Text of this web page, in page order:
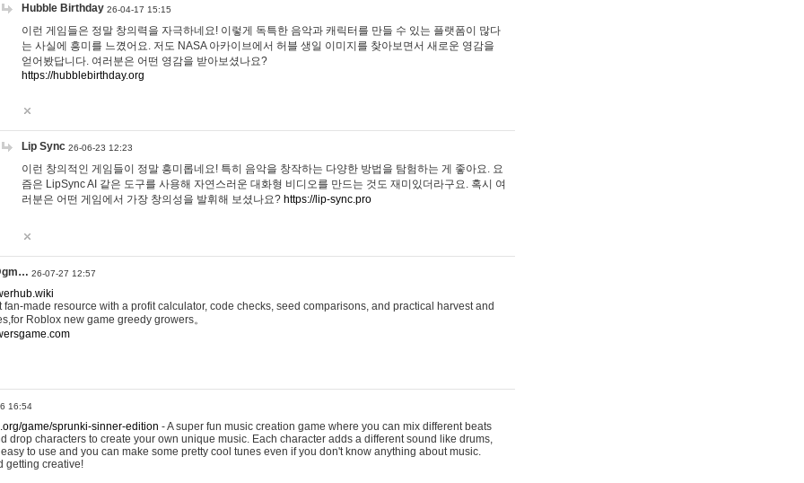
Hubble Birthday 26-04-17 15:15
이런 게임들은 정말 창의력을 자극하네요! 이렇게 독특한 음악과 캐릭터를 만들 수 있는 플랫폼이 많다
는 사실에 흥미를 느꼈어요. 저도 NASA 아카이브에서 허블 생일 이미지를 찾아보면서 새로운 영감을
얻어봤답니다. 여러분은 어떤 영감을 받아보셨나요?
https://hubblebirthday.org
Lip Sync 26-06-23 12:23
이런 창의적인 게임들이 정말 흥미롭네요! 특히 음악을 창작하는 다양한 방법을 탐험하는 게 좋아요. 요
즘은 LipSync AI 같은 도구를 사용해 자연스러운 대화형 비디오를 만드는 것도 재미있더라구요. 혹시 여
러분은 어떤 게임에서 가장 창의성을 발휘해 보셨나요? https://lip-sync.pro
26-07-27 12:57
made resource with a profit calculator, code checks, seed comparisons, and practical harvest and
Roblox new game greedy growers。
16:54
game/sprunki-sinner-edition - A super fun music creation game where you can mix different beats
drop characters to create your own unique music. Each character adds a different sound like drums,
to use and you can make some pretty cool tunes even if you don't know anything about music.
getting creative!